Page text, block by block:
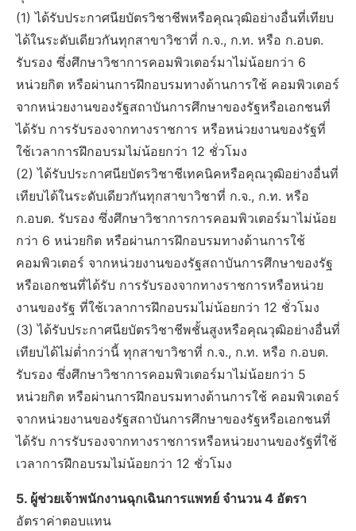
(1) ได้รับประกาศนียบัตรวิชาชีพหรือคุณวุฒิอย่างอื่นที่เทียบ
ได้ในระดับเดียวกันทุกสาขาวิชาที่ ก.จ., ก.ท. หรือ ก.อบต.
รับรอง ซึ่งศึกษาวิชาการคอมพิวเตอร์มาไม่น้อยกว่า 6
หน่วยกิต หรือผ่านการฝึกอบรมทางด้านการใช้ คอมพิวเตอร์
จากหน่วยงานของรัฐสถาบันการศึกษาของรัฐหรือเอกชนที่
ได้รับ การรับรองจากทางราชการ หรือหน่วยงานของรัฐที่
ใช้เวลาการฝึกอบรมไม่น้อยกว่า 12 ชั่วโมง
(2) ได้รับประกาศนียบัตรวิชาชีเทคนิคหรือคุณวุฒิอย่างอื่นที่
เทียบได้ในระดับเดียวกันทุกสาขาวิชาที่ ก.จ., ก.ท. หรือ
ก.อบต. รับรอง ซึ่งศึกษาวิชาการการคอมพิวเตอร์มาไม่น้อย
กว่า 6 หน่วยกิต หรือผ่านการฝึกอบรมทางด้านการใช้
คอมพิวเตอร์ จากหน่วยงานของรัฐสถาบันการศึกษาของรัฐ
หรือเอกชนที่ได้รับ การรับรองจากทางราชการหรือหน่วย
งานของรัฐ ที่ใช้เวลาการฝึกอบรมไม่น้อยกว่า 12 ชั่วโมง
(3) ได้รับประกาศนียบัตรวิชาชีพชั้นสูงหรือคุณวุฒิอย่างอื่นที่
เทียบได้ไม่ต่ำกว่านี้ ทุกสาขาวิชาที่ ก.จ., ก.ท. หรือ ก.อบต.
รับรอง ซึ่งศึกษาวิชาการคอมพิวเตอร์มาไม่น้อยกว่า 5
หน่วยกิต หรือผ่านการฝึกอบรมทางด้านการใช้ คอมพิวเตอร์
จากหน่วยงานของรัฐสถาบันการศึกษาของรัฐหรือเอกชนที่
ได้รับ การรับรองจากทางราชการหรือหน่วยงานของรัฐที่ใช้
เวลาการฝึกอบรมไม่น้อยกว่า 12 ชั่วโมง
5. ผู้ช่วยเจ้าพนักงานฉุกเฉินการแพทย์ จำนวน 4 อัตรา
อัตราค่าตอบแทน